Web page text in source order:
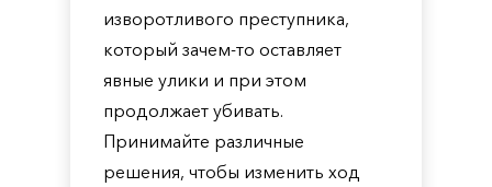
изворотливого преступника,
который зачем-то оставляет
явные улики и при этом
продолжает убивать.
Принимайте различные
решения, чтобы изменить ход